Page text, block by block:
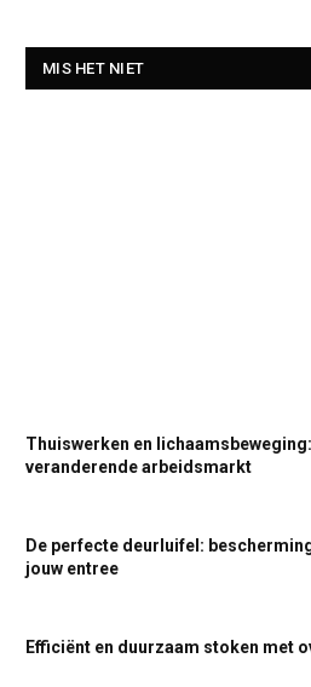
MIS HET NIET
Thuiswerken en
veranderende arbeidsmarkt
De perfecte deurluifel:
jouw entree
Efficiënt en duurzaam stoken met